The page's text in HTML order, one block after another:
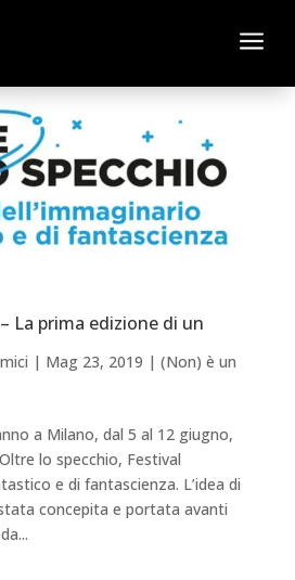
a
La prima edizione di un
| Mag 23, 2019 | (Non) è un
a Milano, dal 5 al 12 giugno,
lo specchio, Festival
e di fantascienza. L’idea di
concepita e portata avanti